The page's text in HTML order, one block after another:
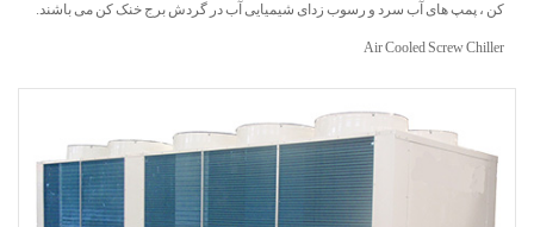
کن ، پمپ های آب سرد و رسوب زدای شیمیایی آب در گردش برج خنک کن می باشند.
Air Cooled Screw Chiller